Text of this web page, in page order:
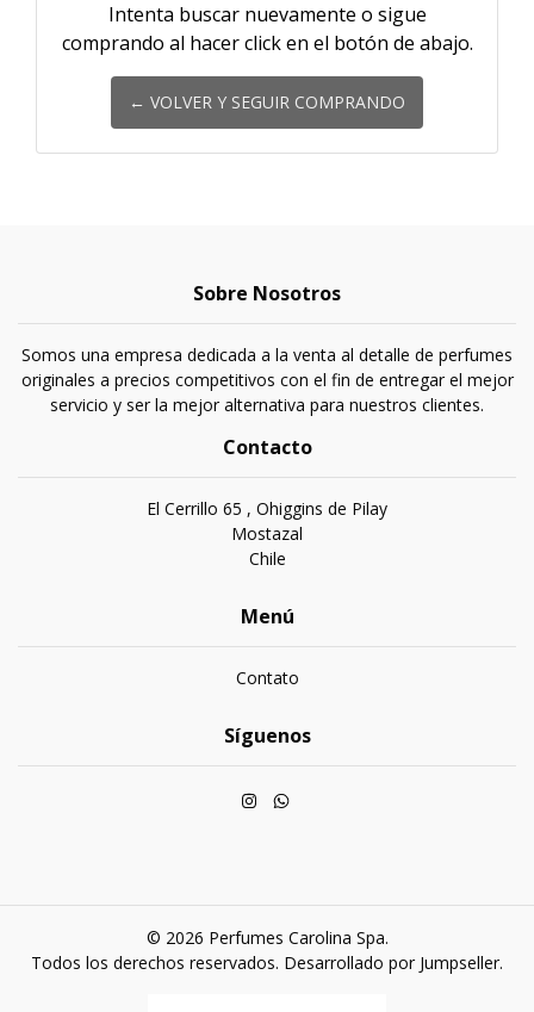
Intenta buscar nuevamente o sigue
comprando al hacer click en el botón de abajo.
← VOLVER Y SEGUIR COMPRANDO
Sobre Nosotros
Somos una empresa dedicada a la venta al detalle de perfumes
originales a precios competitivos con el fin de entregar el mejor
servicio y ser la mejor alternativa para nuestros clientes.
Contacto
El Cerrillo 65 , Ohiggins de Pilay
Mostazal
Chile
Menú
Contato
Síguenos
© 2026 Perfumes Carolina Spa.
Todos los derechos reservados. Desarrollado por Jumpseller.